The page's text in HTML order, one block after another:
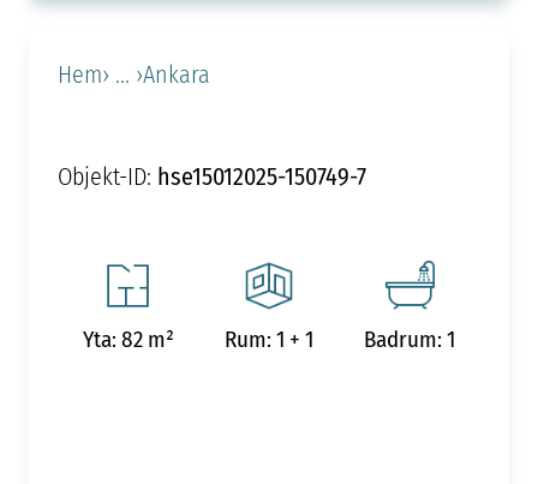
Hem› ... ›Ankara
Objekt-ID: hse15012025-150749-7
Yta: 82 m² Rum: 1 + 1 Badrum: 1